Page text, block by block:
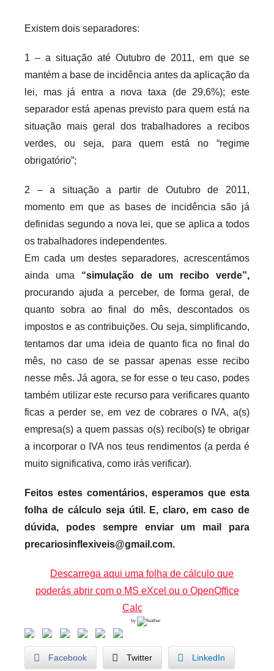
Existem dois separadores:
1 – a situação até Outubro de 2011, em que se
mantém a base de incidência antes da aplicação da
lei, mas já entra a nova taxa (de 29,6%); este
separador está apenas previsto para quem está na
situação mais geral dos trabalhadores a recibos
verdes, ou seja, para quem está no “regime
obrigatório”;
2 – a situação a partir de Outubro de 2011,
momento em que as bases de incidência são já
definidas segundo a nova lei, que se aplica a todos
os trabalhadores independentes.
Em cada um destes separadores, acrescentámos
ainda uma “simulação de um recibo verde”,
procurando ajuda a perceber, de forma geral, de
quanto sobra ao final do mês, descontados os
impostos e as contribuições. Ou seja, simplificando,
tentamos dar uma ideia de quanto fica no final do
mês, no caso de se passar apenas esse recibo
nesse mês. Já agora, se for esse o teu caso, podes
também utilizar este recurso para verificares quanto
ficas a perder se, em vez de cobrares o IVA, a(s)
empresa(s) a quem passas o(s) recibo(s) te obrigar
a incorporar o IVA nos teus rendimentos (a perda é
muito significativa, como irás verificar).
Feitos estes comentários, esperamos que esta
folha de cálculo seja útil. E, claro, em caso de
dúvida, podes sempre enviar um mail para
precariosinflexiveis@gmail.com.
Descarrega aqui uma folha de cálculo que
poderás abrir com o MS eXcel ou o OpenOffice
Calc
by
Facebook Twitter LinkedIn